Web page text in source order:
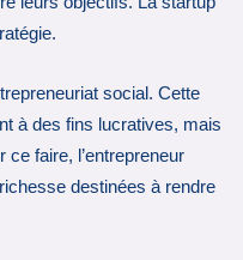
social. Cette
à des fins lucratives, mais
ce faire, l’entrepreneur
destinées à rendre